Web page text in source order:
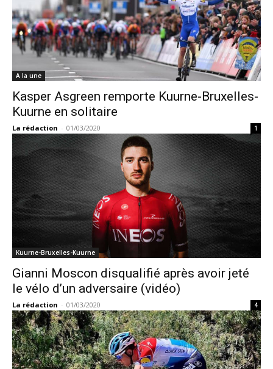
A la une
Kasper Asgreen remporte Kuurne-Bruxelles-
Kuurne en solitaire
La rédaction - 01/03/2020 1
Kuurne-Bruxelles-Kuurne
Gianni Moscon disqualifié après avoir jeté
le vélo d’un adversaire (vidéo)
La rédaction - 01/03/2020 4